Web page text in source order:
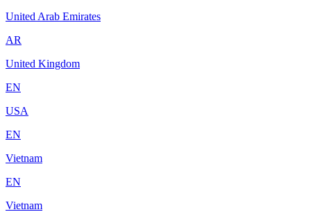
United Arab Emirates
AR
United Kingdom
EN
USA
EN
Vietnam
EN
Vietnam